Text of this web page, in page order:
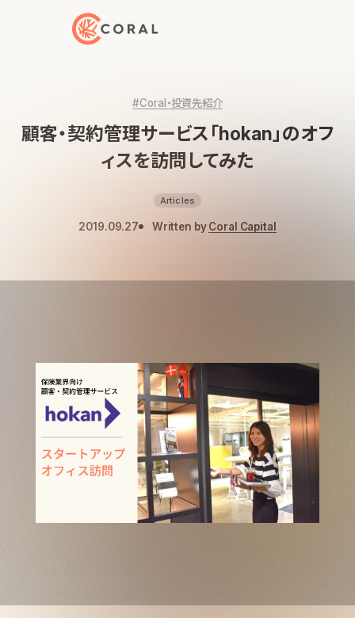
トップページへ戻る
#Coral・投資先紹介
顧客・契約管理サービス「hokan」のオフ
ィスを訪問してみた
Articles
2019.09.27 Written byCoral Capital